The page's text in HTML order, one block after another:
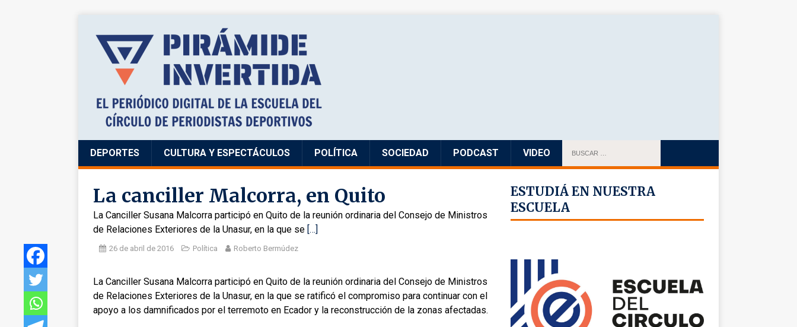
DEPORTES CULTURA Y ESPECTÁCULOS POLÍTICA SOCIEDAD PODCAST VIDEO
La canciller Malcorra, en Quito
La Canciller Susana Malcorra participó en Quito de la reunión ordinaria del Consejo de Ministros
de Relaciones Exteriores de la Unasur, en la que se […]
26 de abril de 2016 Política Roberto Bermúdez
La Canciller Susana Malcorra participó en Quito de la reunión ordinaria del Consejo de Ministros
de Relaciones Exteriores de la Unasur, en la que se ratificó el compromiso para continuar con el
apoyo a los damnificados por el terremoto en Ecador y la reconstrucción de la zonas afectadas.
ESTUDIÁ EN NUESTRA
ESCUELA